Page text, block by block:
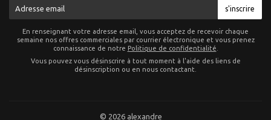
s'inscrire
En renseignant votre adresse email, vous acceptez de recevoir chaque
semaine nos offres commerciales par courrier électronique et vous prenez
connaissance de notre Politique de confidentialité
Vous pouvez vous désinscrire à tout moment à l'aide des liens de
désinscription ou en nous contactant.
© 2026 alexandre